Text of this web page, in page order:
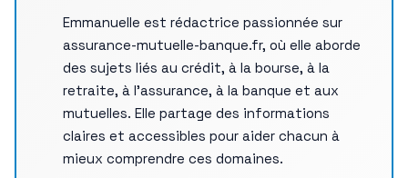
Emmanuelle est rédactrice passionnée sur
assurance-mutuelle-banque.fr, où elle aborde
des sujets liés au crédit, à la bourse, à la
retraite, à l’assurance, à la banque et aux
mutuelles. Elle partage des informations
claires et accessibles pour aider chacun à
mieux comprendre ces domaines.